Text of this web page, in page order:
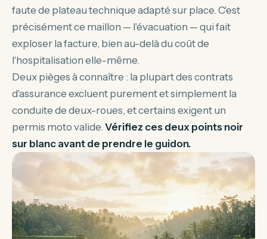
faute de plateau technique adapté sur place. C'est
précisément ce maillon — l'évacuation — qui fait
exploser la facture, bien au-delà du coût de
l'hospitalisation elle-même.
Deux pièges à connaître : la plupart des contrats
d'assurance excluent purement et simplement la
conduite de deux-roues, et certains exigent un
permis moto valide. Vérifiez ces deux points noir
sur blanc avant de prendre le guidon.